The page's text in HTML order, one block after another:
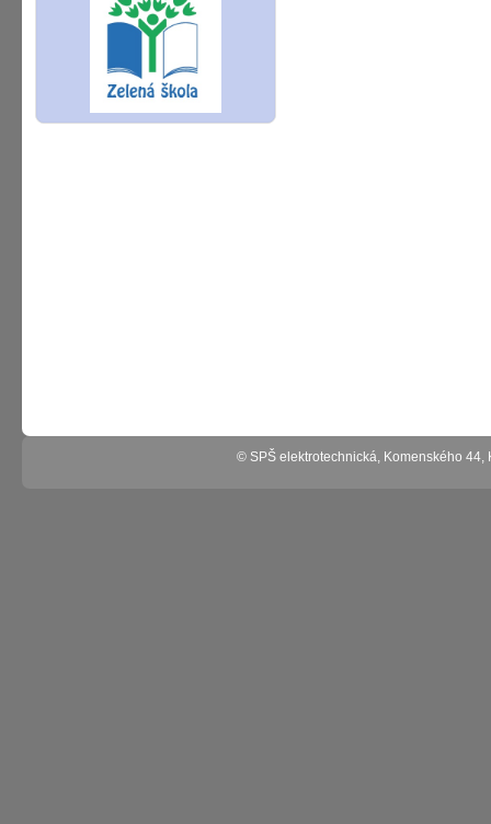
© SPŠ elektrotechnická, Komenského